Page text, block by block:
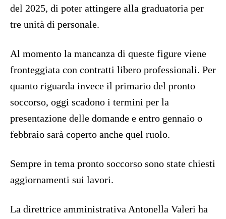
del 2025, di poter attingere alla graduatoria per
tre unità di personale.
Al momento la mancanza di queste figure viene
fronteggiata con contratti libero professionali. Per
quanto riguarda invece il primario del pronto
soccorso, oggi scadono i termini per la
presentazione delle domande e entro gennaio o
febbraio sarà coperto anche quel ruolo.
Sempre in tema pronto soccorso sono state chiesti
aggiornamenti sui lavori.
La direttrice amministrativa Antonella Valeri ha